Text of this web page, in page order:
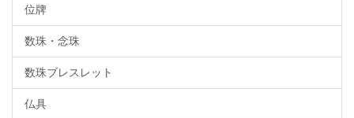
位牌
数珠・念珠
数珠ブレスレット
仏具